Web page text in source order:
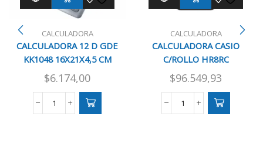
CALCULADORA
CALCULADORA 12 D GDE
KK1048 16X21X4,5 CM
$6.174,00
CALCULADORA
CALCULADORA
CALCULADORA CASIO
C/ROLLO HR8RC
$96.549,93
CALCULADORA